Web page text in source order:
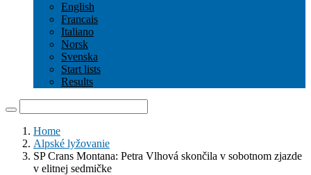
English
Francais
Italiano
Norsk
Svenska
Start lists
Results
Home
Alpské lyžovanie
SP Crans Montana: Petra Vlhová skončila v sobotnom zjazde
v elitnej sedmičke